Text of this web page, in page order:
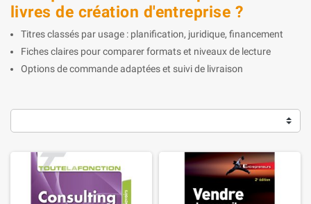
livres de création d'entreprise ?
Titres classés par usage : planification, juridique, financement
Fiches claires pour comparer formats et niveaux de lecture
Options de commande adaptées et suivi de livraison